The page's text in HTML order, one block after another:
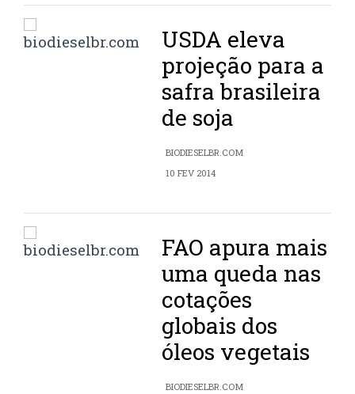
USDA eleva
projeção para a
safra brasileira
de soja
BIODIESELBR.COM
10 FEV 2014
FAO apura mais
uma queda nas
cotações
globais dos
óleos vegetais
BIODIESELBR.COM